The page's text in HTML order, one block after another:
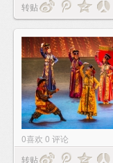
转贴
0喜欢 0 评论
转贴